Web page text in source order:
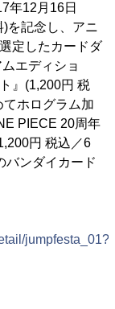
年12月16日
を記念し、アニ
定したカードダ
エディショ
』(1,200円 税
ホログラム加
PIECE 20周年
円 税込／6
バンダイカード
jumpfesta_01?